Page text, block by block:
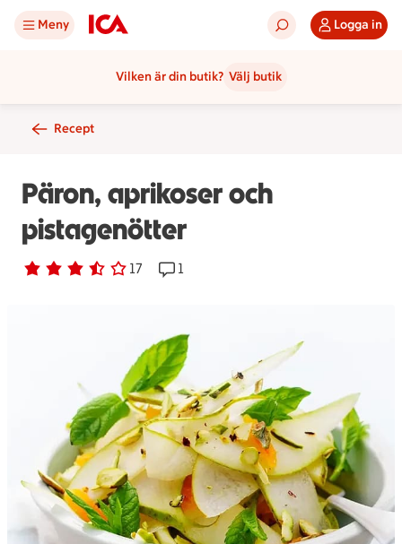
Meny Logga in
Vilken är din butik? Välj butik
Recept
Päron, aprikoser och
pistagenötter
Betyg 3.2 av 5. 17
17 personer har röstatReceptet har 1 kommentarer
1